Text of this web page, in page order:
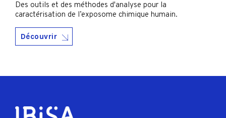
Des outils et des méthodes d'analyse pour la
caractérisation de l’exposome chimique humain.
Découvrir